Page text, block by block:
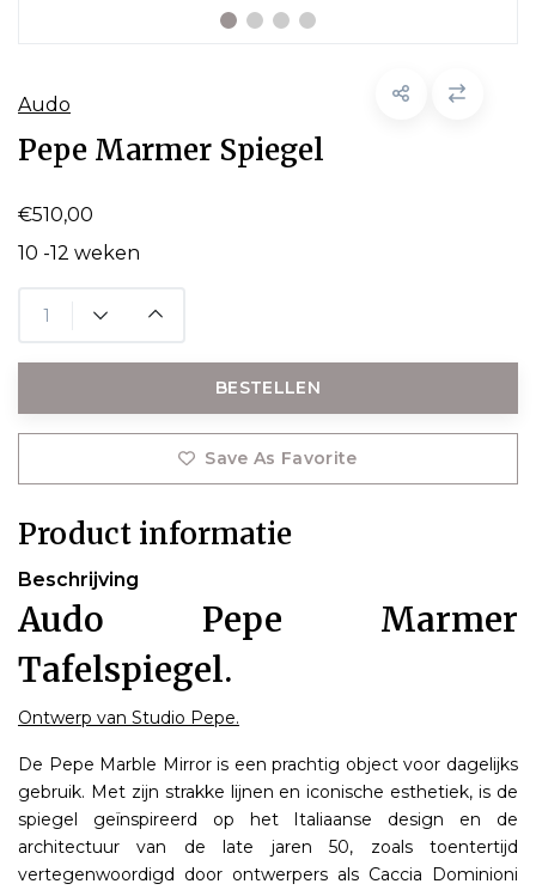
Audo
Pepe Marmer Spiegel
€510,00
10 -12 weken
BESTELLEN
Save As Favorite
Product informatie
Beschrijving
Audo Pepe Marmer
Tafelspiegel.
Ontwerp van Studio Pepe.
De Pepe Marble Mirror is een prachtig object voor dagelijks
gebruik. Met zijn strakke lijnen en iconische esthetiek, is de
spiegel geïnspireerd op het Italiaanse design en de
architectuur van de late jaren 50, zoals toentertijd
vertegenwoordigd door ontwerpers als Caccia Dominioni